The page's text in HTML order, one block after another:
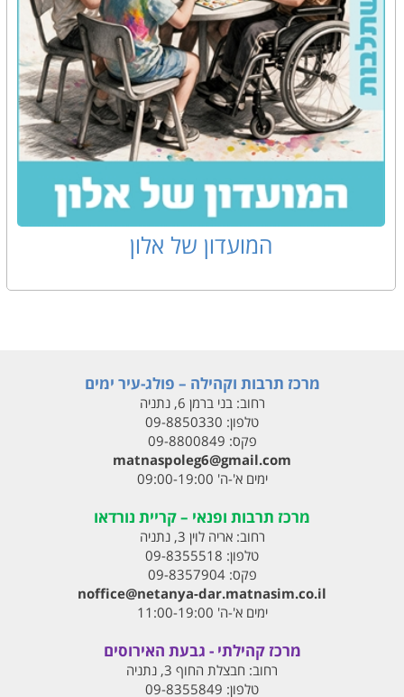
המועדון של אלון
מרכז תרבות וקהילה – פולג-עיר ימים
רחוב:בני ברמן 6, נתניה
טלפון: 09-8850330
פקס: 09-8800849
matnaspoleg6@gmail.com
ימים א'-ה' 09:00-19:00
מרכז תרבות ופנאי – קריית נורדאו
רחוב:אריה לוין 3, נתניה
טלפון: 09-8355518
פקס:09-8357904
noffice@netanya-dar.matnasim.co.il
ימים א'-ה' 11:00-19:00
מרכז קהילתי - גבעת האירוסים
רחוב: חבצלת החוף 3, נתניה
טלפון: 09-8355849